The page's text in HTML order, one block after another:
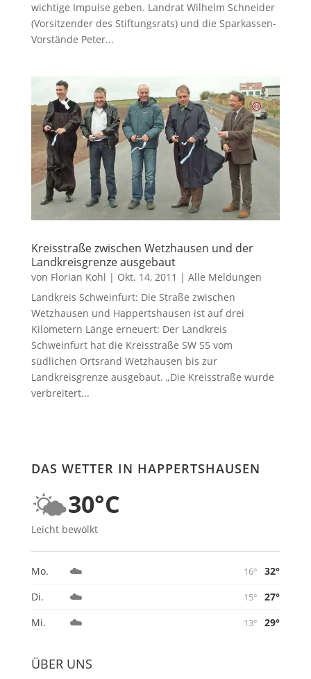
wichtige Impulse geben. Landrat Wilhelm Schneider
(Vorsitzender des Stiftungsrats) und die Sparkassen-
Vorstände Peter...
Kreisstraße zwischen Wetzhausen und der
Landkreisgrenze ausgebaut
von Florian Kohl | Okt. 14, 2011 | Alle Meldungen
Landkreis Schweinfurt: Die Straße zwischen
Wetzhausen und Happertshausen ist auf drei
Kilometern Länge erneuert: Der Landkreis
Schweinfurt hat die Kreisstraße SW 55 vom
südlichen Ortsrand Wetzhausen bis zur
Landkreisgrenze ausgebaut. „Die Kreisstraße wurde
verbreitert...
DAS WETTER IN HAPPERTSHAUSEN
🌤️30°C
Leicht bewölkt
Mo. ☁️ 16°
32°
Di.
☁️ 15°
27°
Mi.
☁️ 13° 29°
ÜBER UNS